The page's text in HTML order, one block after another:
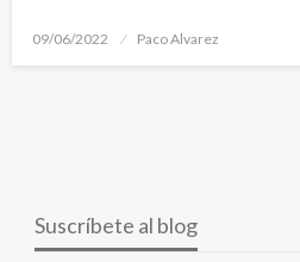
Publicado
09/06/2022 Paco Alvarez
Suscríbete al blog